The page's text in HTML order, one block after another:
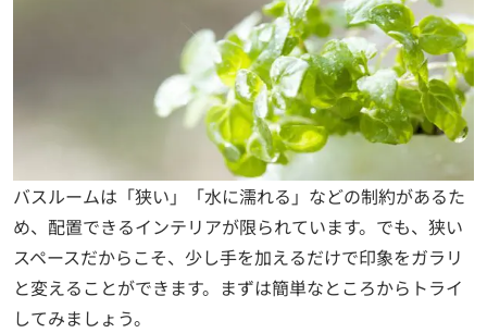
バスルームは「狭い」「水に濡れる」などの制約があるた
め、配置できるインテリアが限られています。でも、狭い
スペースだからこそ、少し手を加えるだけで印象をガラリ
と変えることができます。まずは簡単なところからトライ
してみましょう。